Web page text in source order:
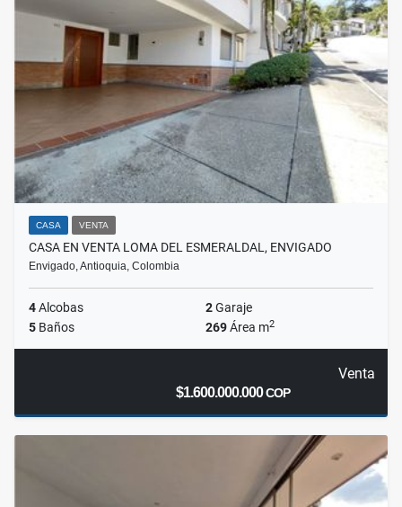
CASA VENTA
CASA EN VENTA LOMA DEL ESMERALDAL, ENVIGADO
Envigado, Antioquia, Colombia
4Alcobas 2Garaje
5 Baños 269Área m2
Venta
$1.600.000.000COP